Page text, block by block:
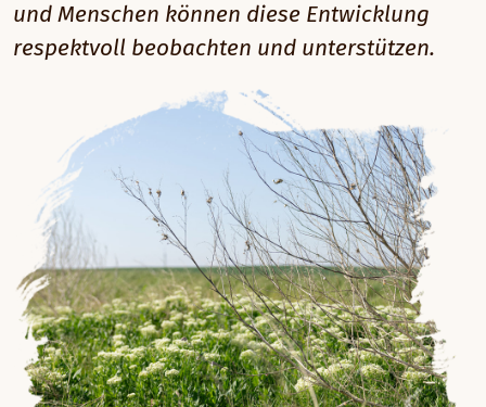
und Menschen können diese Entwicklung
respektvoll beobachten und unterstützen.